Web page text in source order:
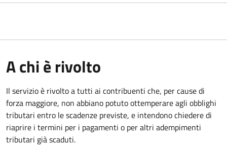
A chi è rivolto
Il servizio è rivolto a tutti ai contribuenti che, per cause di
forza maggiore, non abbiano potuto ottemperare agli obblighi
tributari entro le scadenze previste, e intendono chiedere di
riaprire i termini per i pagamenti o per altri adempimenti
tributari già scaduti.